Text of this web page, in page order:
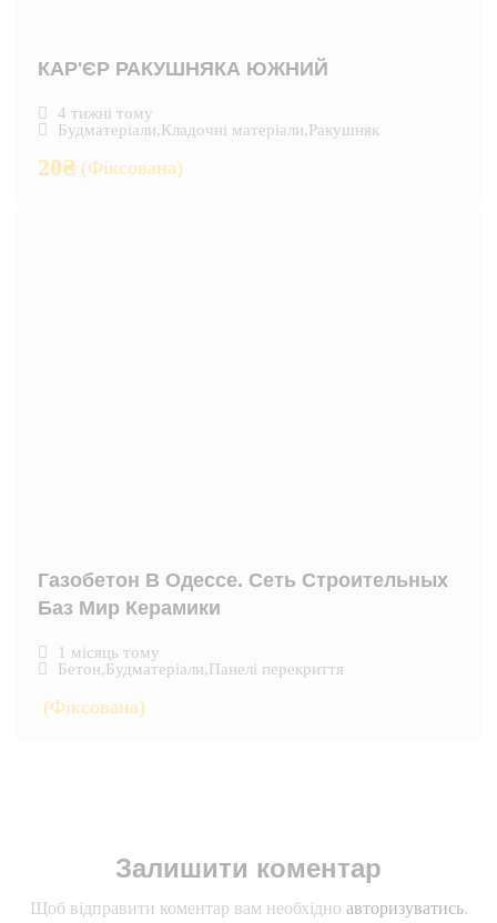
КАР'ЄР РАКУШНЯКА ЮЖНИЙ
4 тижні тому
Будматеріали,Кладочні матеріали,Ракушняк
20₴ (Фіксована)
Газобетон В Одессе. Сеть Строительных
Баз Мир Керамики
1 місяць тому
Бетон,Будматеріали,Панелі перекриття
(Фіксована)
Залишити коментар
Щоб відправити коментар вам необхідно авторизуватись.